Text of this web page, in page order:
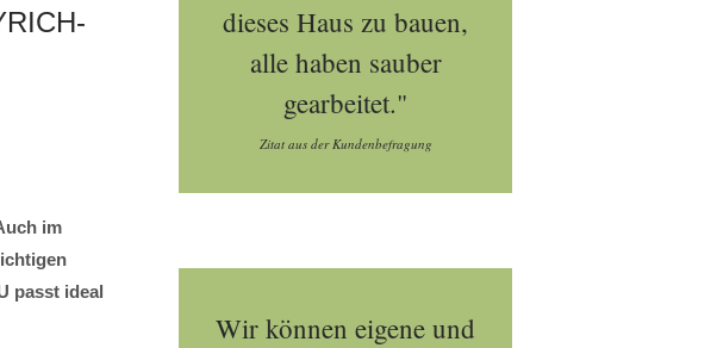
im
passt ideal
dieses Haus zu bauen,
alle haben sauber
gearbeitet."
Zitat aus der Kundenbefragung
Wir können eigene und